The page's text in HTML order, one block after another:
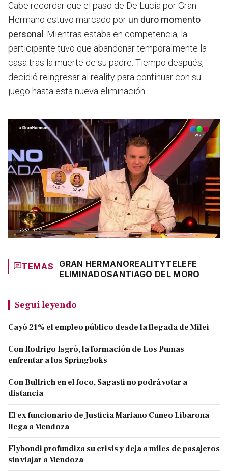
Cabe recordar que el paso de De Lucía por Gran
Hermano estuvo marcado por un duro momento
persona l. Mientras estaba en competencia, la
participante tuvo que abandonar temporalmente la
casa tras la muerte de su padre . Tiempo después,
decidió reingresar al reality para continuar con su
juego hasta esta nueva eliminación.
TEMAS GRAN HERMANOREALITYTELEFE
ELIMINADOSANTIAGO DEL MORO
Seguí leyendo
Cayó 21% el empleo público desde la llegada de Milei
Con Rodrigo Isgró, la formación de Los Pumas
enfrentar a los Springboks
Con Bullrich en el foco, Sagasti no podrá votar a
distancia
El ex funcionario de Justicia Mariano Cuneo Libarona
llega a Mendoza
Flybondi profundiza su crisis y deja a miles de pasajeros
sin viajar a Mendoza